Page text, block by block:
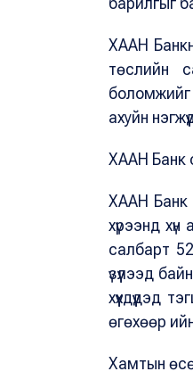
ХААН
төслийн
боломжийг
ахуйн
ХААН Банк
ХААН Банк
хүрээнд
салбарт
үзүүлээд
өгөхөөр
Хамтын